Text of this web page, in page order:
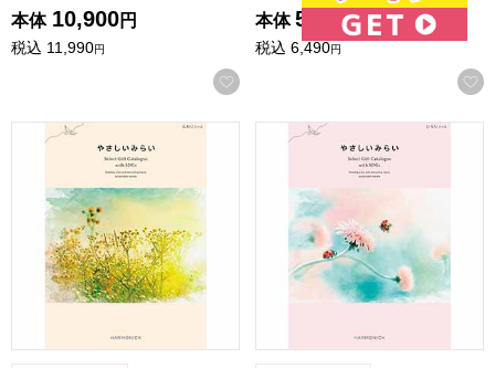
本体 10,900円
税込 11,990円
お気に入りに登録する
本体 5,900円
税込 6,490円
やさしいみらい ふわり【カタログギフト】【贈りものカタ
やさしいみらい ひらり【カ